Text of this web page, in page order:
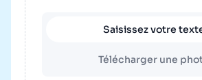
Saisissez votre
Télécharger une